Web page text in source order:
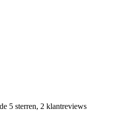
5 sterren, 2 klantreviews